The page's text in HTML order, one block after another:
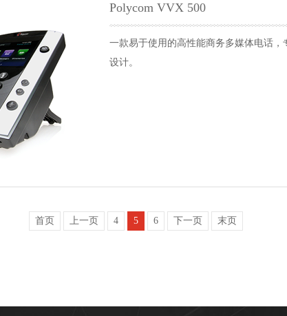
Polycom VVX 500
一款易于使用的高性能商务多媒体电话
设计。
首页 上一页 4 5 6 下一页 末页